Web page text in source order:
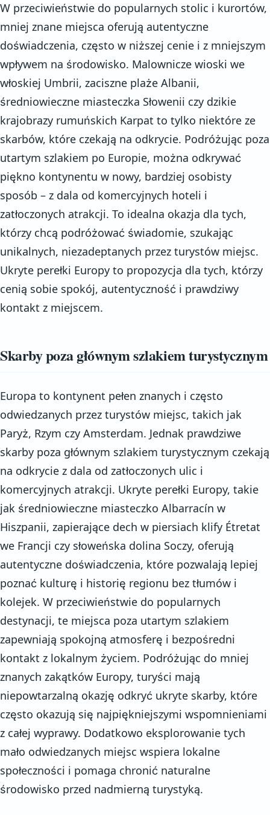
W przeciwieństwie do popularnych stolic i kurortów,
mniej znane miejsca oferują autentyczne
doświadczenia, często w niższej cenie i z mniejszym
wpływem na środowisko. Malownicze wioski we
włoskiej Umbrii, zaciszne plaże Albanii,
średniowieczne miasteczka Słowenii czy dzikie
krajobrazy rumuńskich Karpat to tylko niektóre ze
skarbów, które czekają na odkrycie. Podróżując poza
utartym szlakiem po Europie, można odkrywać
piękno kontynentu w nowy, bardziej osobisty
sposób – z dala od komercyjnych hoteli i
zatłoczonych atrakcji. To idealna okazja dla tych,
którzy chcą podróżować świadomie, szukając
unikalnych, niezadeptanych przez turystów miejsc.
Ukryte perełki Europy to propozycja dla tych, którzy
cenią sobie spokój, autentyczność i prawdziwy
kontakt z miejscem.
Skarby poza głównym szlakiem turystycznym
Europa to kontynent pełen znanych i często
odwiedzanych przez turystów miejsc, takich jak
Paryż, Rzym czy Amsterdam. Jednak prawdziwe
skarby poza głównym szlakiem turystycznym czekają
na odkrycie z dala od zatłoczonych ulic i
komercyjnych atrakcji. Ukryte perełki Europy, takie
jak średniowieczne miasteczko Albarracín w
Hiszpanii, zapierające dech w piersiach klify Étretat
we Francji czy słoweńska dolina Soczy, oferują
autentyczne doświadczenia, które pozwalają lepiej
poznać kulturę i historię regionu bez tłumów i
kolejek. W przeciwieństwie do popularnych
destynacji, te miejsca poza utartym szlakiem
zapewniają spokojną atmosferę i bezpośredni
kontakt z lokalnym życiem. Podróżując do mniej
znanych zakątków Europy, turyści mają
niepowtarzalną okazję odkryć ukryte skarby, które
często okazują się najpiękniejszymi wspomnieniami
z całej wyprawy. Dodatkowo eksplorowanie tych
mało odwiedzanych miejsc wspiera lokalne
społeczności i pomaga chronić naturalne
środowisko przed nadmierną turystyką.